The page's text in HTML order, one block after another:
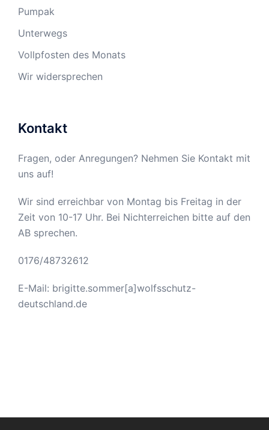
Pumpak
Unterwegs
Vollpfosten des Monats
Wir widersprechen
Kontakt
Fragen, oder Anregungen? Nehmen Sie Kontakt mit
uns auf!
Wir sind erreichbar von Montag bis Freitag in der
Zeit von 10-17 Uhr. Bei Nichterreichen bitte auf den
AB sprechen.
0176/48732612
E-Mail: brigitte.sommer[a]wolfsschutz-
deutschland.de